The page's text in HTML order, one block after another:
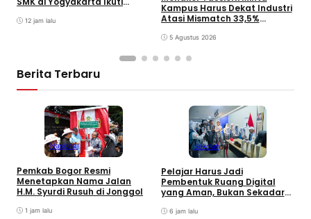
12 jam lalu
Kampus Harus Dekat Industri
Atasi Mismatch 33,5%
5 Agustus 2026
Berita Terbaru
Nasional
Pemkab Bogor Resmi
Menetapkan Nama Jalan
H.M. Syurdi Rusuh di Jonggol
1 jam lalu
Sekolah
Pelajar Harus Jadi
Pembentuk Ruang Digital
yang Aman, Bukan Sekadar
6 jam lalu